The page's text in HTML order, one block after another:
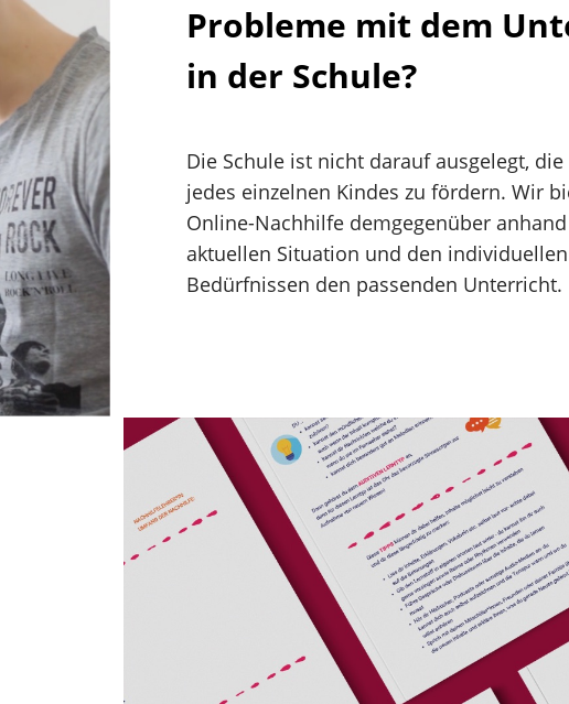
Probleme mit dem
in der Schule?
Die Schule ist nicht darauf ausgelegt, die
jedes einzelnen Kindes zu fördern. Wir
Online-Nachhilfe demgegenüber
aktuellen Situation und den individuellen
Bedürfnissen den passenden Unterricht.